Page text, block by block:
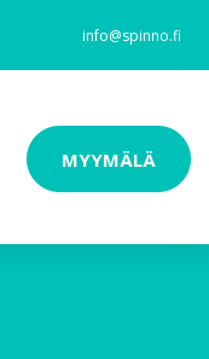
info@spinno.fi
MYYMÄLÄ